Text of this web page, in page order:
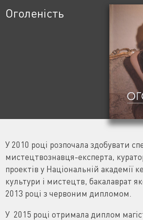
Оголеність
У 2010 році розпочала здобувати
мистецтвознавця-експерта,
проектів у Національній академії
культури і мистецтв, бакалаврат
2013 році з червоним дипломом.
У 2015 році отримала диплом